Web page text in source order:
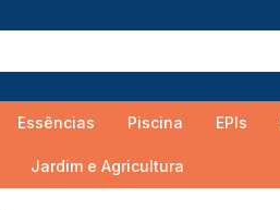
Essências Piscina EPIs
Jardim e Agricultura